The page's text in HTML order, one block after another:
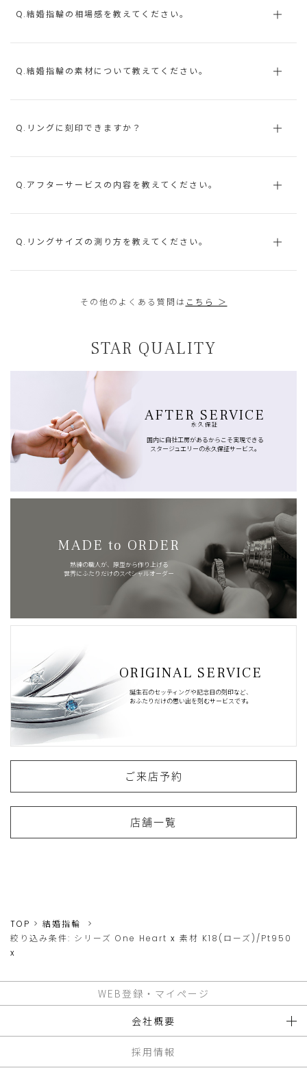
Q.結婚指輪の相場感を教えてください。
Q.結婚指輪の素材について教えてください。
Q.リングに刻印できますか？
Q.アフターサービスの内容を教えてください。
Q.リングサイズの測り方を教えてください。
その他のよくある質問は こちら ＞
STAR QUALITY
AFTER SERVICE
永久保証
国内に自社工房があるからこそ実現できる
スタージュエリーの永久保証サービス。
MADE to ORDER
熟練の職人が、原型から作り上げる
世界にふたりだけのスペシャルオーダー
ORIGINAL SERVICE
誕生石のセッティングや記念日の刻印など、
おふたりだけの思い出を刻むサービスです。
ご来店予約
店舗一覧
TOP
結婚指輪
絞り込み条件: シリーズ One Heart x 素材 K18(ローズ)/Pt950
x
WEB登録・マイページ
会社概要
採用情報